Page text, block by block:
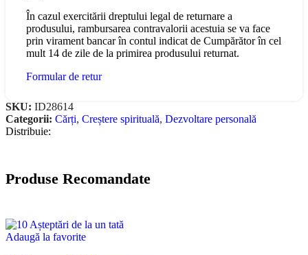
În cazul exercitării dreptului legal de returnare a
produsului, rambursarea contravalorii acestuia se va face
prin virament bancar în contul indicat de Cumpărător în cel
mult 14 de zile de la primirea produsului returnat.
Formular de retur
SKU: ID28614
Categorii: Cărți, Creștere spirituală, Dezvoltare personală
Distribuie:
Produse Recomandate
Adaugă la favorite